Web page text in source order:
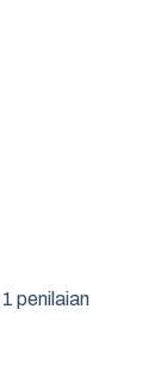
1 penilaian